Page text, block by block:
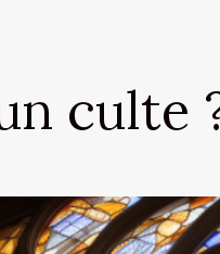
culte